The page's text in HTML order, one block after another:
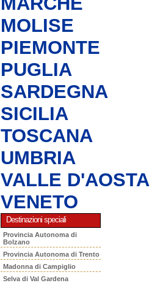
MOLISE
PIEMONTE
PUGLIA
SARDEGNA
SICILIA
TOSCANA
UMBRIA
VALLE D'AOSTA
VENETO
Destinazioni speciali
Provincia Autonoma di
Bolzano
Provincia Autonoma di Trento
Madonna di Campiglio
Selva di Val Gardena